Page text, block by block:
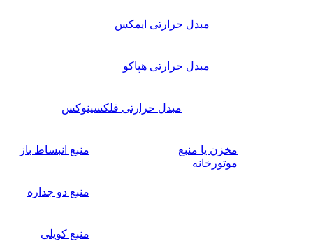
مبدل حرارتی ایمکس
مبدل حرارتی هپاکو
مبدل حرارتی فلکسینوکس
مخزن یا منبع
موتورخانه
منبع انبساط باز
منبع دو جداره
منبع کویلی